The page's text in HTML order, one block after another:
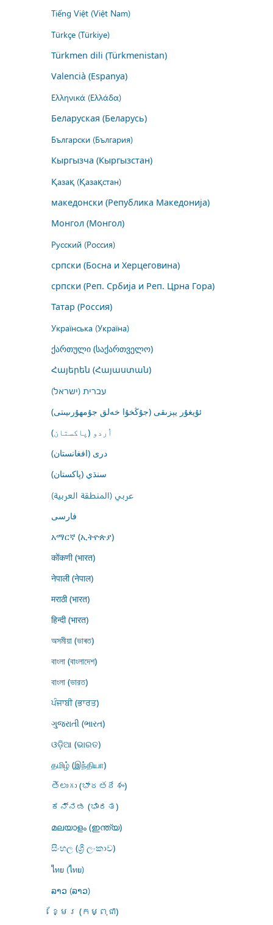
Tiếng Việt (Việt Nam)
Türkçe (Türkiye)
Türkmen dili (Türkmenistan)
Valencià (Espanya)
Ελληνικά (Ελλάδα)
Беларуская (Беларусь)
Български (България)
Кыргызча (Кыргызстан)
Қазақ (Қазақстан)
македонски (Република Македонија)
Монгол (Монгол)
Русский (Россия)
српски (Босна и Херцеговина)
српски (Реп. Србија и Реп. Црна Гора)
Татар (Россия)
Українська (Україна)
ქართული (საქართველო)
Հայերեն (Հայաստան)
עברית (ישראל)
ئۇيغۇر يېزىقى (جۇڭخۇا خەلق جۇمھۇرىيىتى)
اُردو (پاکستان)
درى (افغانستان)
سنڌي (پاکستان)
عربي (المنطقة العربية)
فارسى
አማርኛ (ኢትዮጵያ)
कोंकणी (भारत)
नेपाली (नेपाल)
मराठी (भारत)
हिन्दी (भारत)
অসমীয়া (ভাৰত)
বাংলা (বাংলাদেশ)
বাংলা (ভারত)
ਪੰਜਾਬੀ (ਭਾਰਤ)
ગુજરાતી (ભારત)
ଓଡ଼ିଆ (ଭାରତ)
தமிழ் (இந்தியா)
తెలుగు (భారతదేశం)
ಕನ್ನಡ (ಭಾರತ)
മലയാളം (ഇന്ത്യ)
සිංහල (ශ්‍රී ලංකාව)
ไทย (ไทย)
ລາວ (ລາວ)
ខ្មែរ (កម្ពុជា)